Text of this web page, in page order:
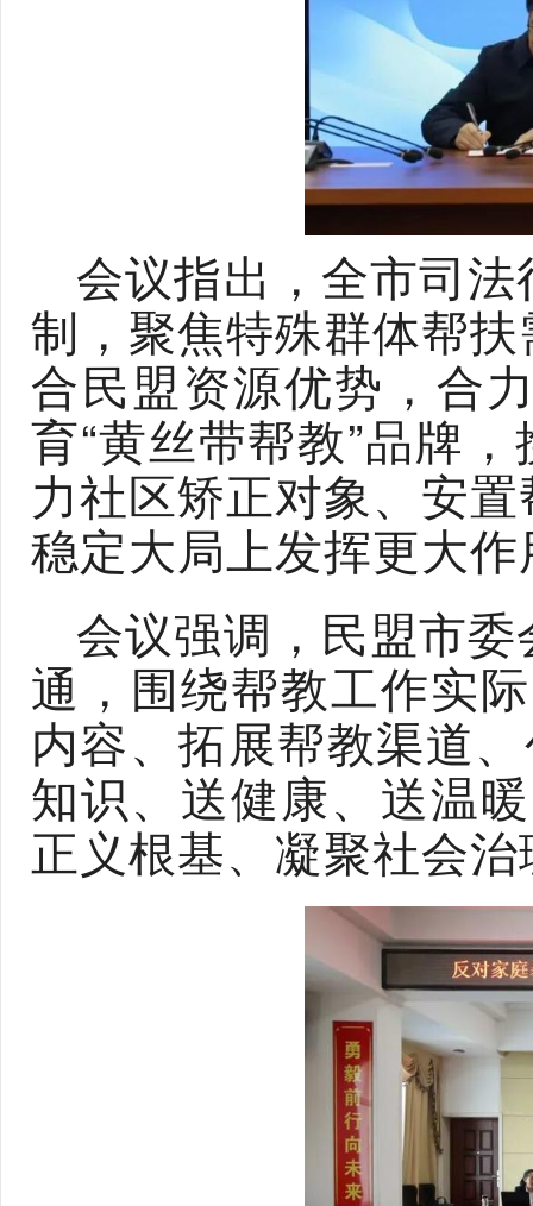
会议指出，全市司
制，聚焦特殊群体帮
合民盟资源优势，合
育“黄丝带帮教”品牌
力社区矫正对象、安
稳定大局上发挥更大
会议强调，民盟市
通，围绕帮教工作实
内容、拓展帮教渠道
知识、送健康、送温
正义根基、凝聚社会